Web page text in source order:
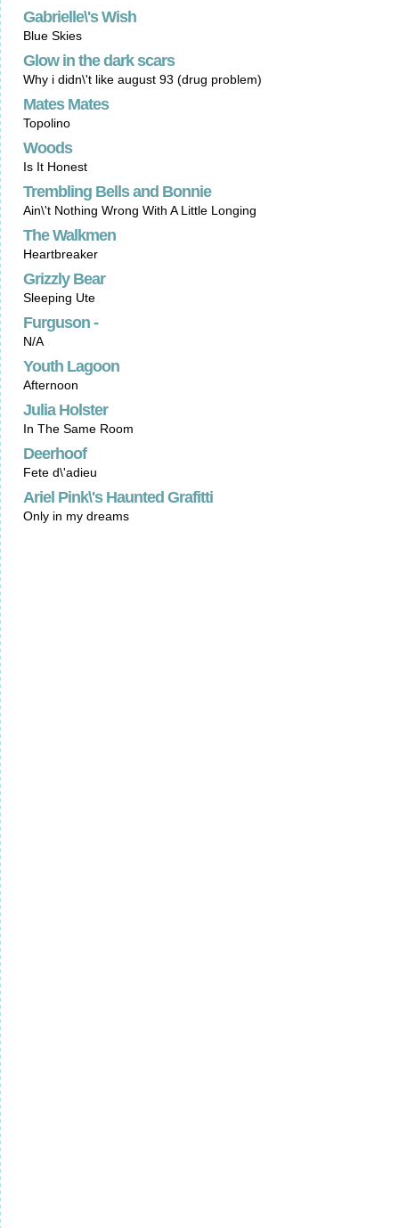
Gabrielle\'s Wish
Blue Skies
Glow in the dark scars
Why i didn\'t like august 93 (drug problem)
Mates Mates
Topolino
Woods
Is It Honest
Trembling Bells and Bonnie
Ain\'t Nothing Wrong With A Little Longing
The Walkmen
Heartbreaker
Grizzly Bear
Sleeping Ute
Furguson -
N/A
Youth Lagoon
Afternoon
Julia Holster
In The Same Room
Deerhoof
Fete d\'adieu
Ariel Pink\'s Haunted Grafitti
Only in my dreams